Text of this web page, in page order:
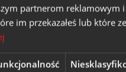
partnerom reklamowym i
im przekazałeś lub które